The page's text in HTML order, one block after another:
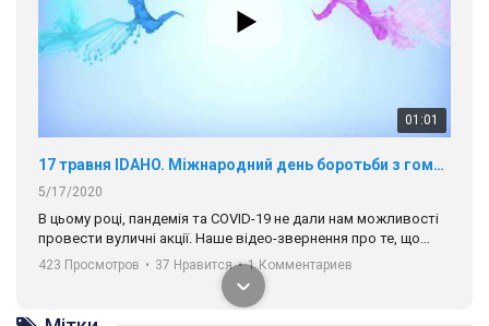
01:01
17 травня IDAHO. Міжнародний день боротьби з гомофобією трансфобією і біфобія.
5/17/2020
В цьому році, пандемія та COVІD-19 не дали нам можливості
провести вуличні акції. Наше відео-звернення про те, що
навіть коли ми у різних містах та не можемо зустрінеться, ми
разом. Ми закликаємо всіх хто поділяє цінності рівності та
солідарності, приєднатися до нас. Регіональні підрозділи
ГАУ є в 16 областях України.
423 Просмотров • 37 Нравится • 1 Комментариев